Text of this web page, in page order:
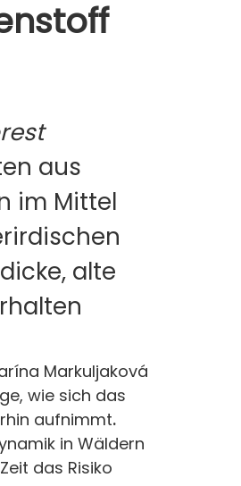
aus
im Mittel
alte
Markuljaková
wie sich das
aufnimmt.
in Wäldern
das Risiko